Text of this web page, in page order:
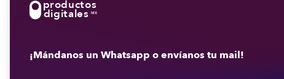
productos
digitales MX
¡Mándanos un Whatsapp o envíanos tu mail!